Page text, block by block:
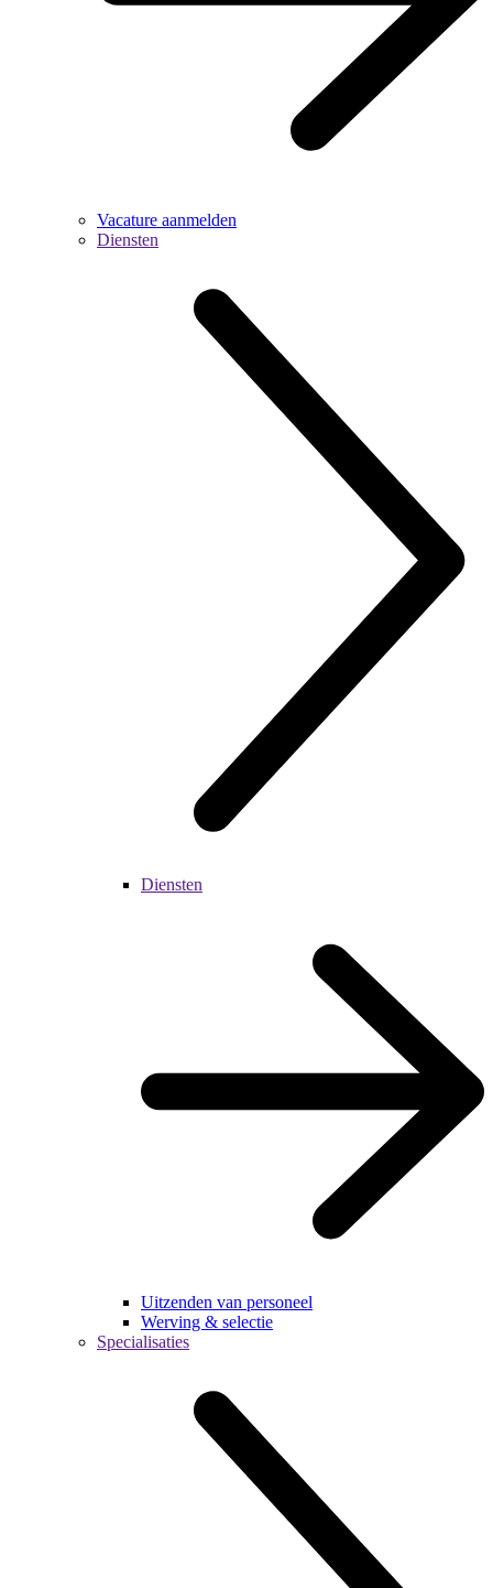
Vacature aanmelden
Diensten
Diensten
Uitzenden van personeel
Werving & selectie
Specialisaties